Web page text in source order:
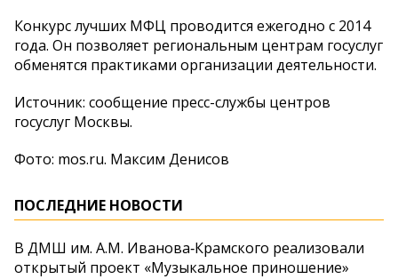
Конкурс лучших МФЦ проводится ежегодно с 2014
года. Он позволяет региональным центрам госуслуг
обменятся практиками организации деятельности.
Источник: сообщение пресс-службы центров
госуслуг Москвы.
Фото: mos.ru. Максим Денисов
ПОСЛЕДНИЕ НОВОСТИ
В ДМШ им. А.М. Иванова‑Крамского реализовали
открытый проект «Музыкальное приношение»